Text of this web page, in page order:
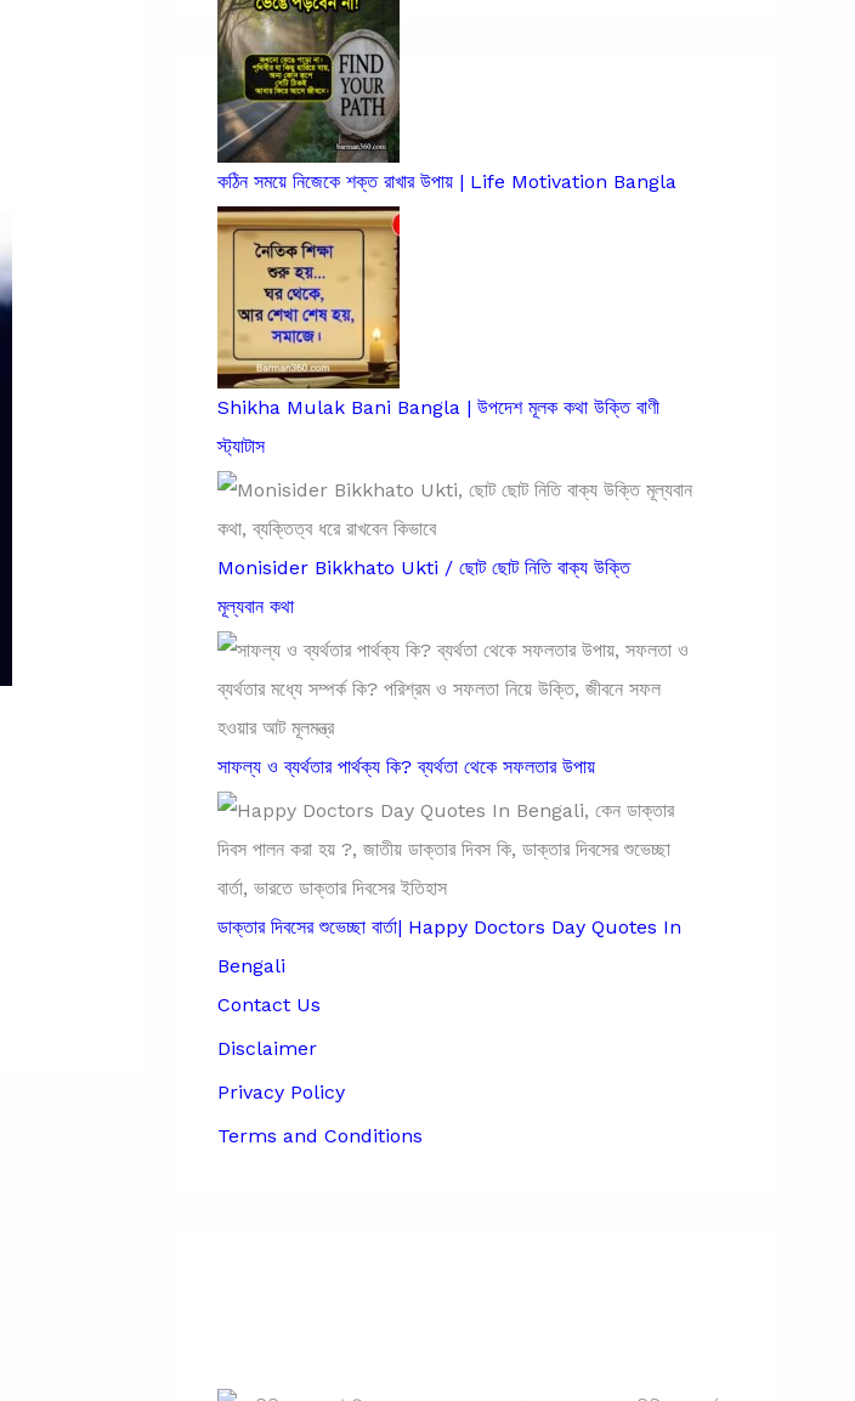
কঠিন সময়ে নিজেকে শক্ত রাখার উপায় | Life Motivation Bangla
Shikha Mulak Bani Bangla | উপদেশ মূলক কথা উক্তি বাণী
স্ট্যাটাস
Monisider Bikkhato Ukti / ছোট ছোট নিতি বাক্য উক্তি
মূল্যবান কথা
সাফল্য ও ব্যর্থতার পার্থক্য কি? ব্যর্থতা থেকে সফলতার উপায়
ডাক্তার দিবসের শুভেচ্ছা বার্তা| Happy Doctors Day Quotes In
Bengali
Contact Us
Disclaimer
Privacy Policy
Terms and Conditions